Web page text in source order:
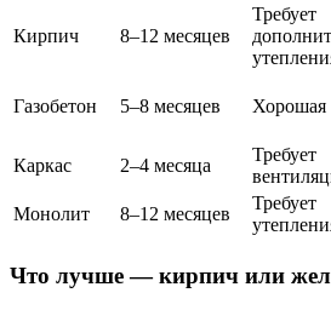
Кирпич 8–12 месяцев
Требует
Газобетон 5–8 месяцев Хорошая
Каркас 2–4 месяца
Требует
Монолит
8–12 месяцев
Требует
Что лучше — кирпич или